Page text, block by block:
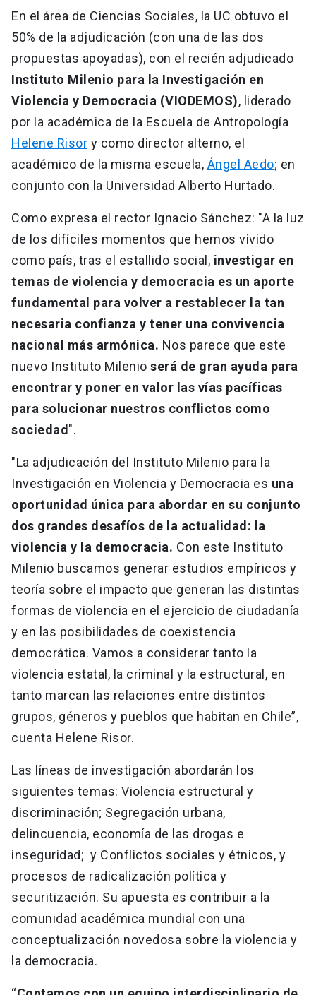
En el área de Ciencias Sociales, la UC obtuvo el
50% de la adjudicación (con una de las dos
propuestas apoyadas), con el recién adjudicado
Instituto Milenio para la Investigación en
Violencia y Democracia (VIODEMOS), liderado
por la académica de la Escuela de Antropología
Helene Risor y como director alterno, el
académico de la misma escuela, Ángel Aedo; en
conjunto con la Universidad Alberto Hurtado.
Como expresa el rector Ignacio Sánchez: "A la luz
de los difíciles momentos que hemos vivido
como país, tras el estallido social, investigar en
temas de violencia y democracia es un aporte
fundamental para volver a restablecer la tan
necesaria confianza y tener una convivencia
nacional más armónica. Nos parece que este
nuevo Instituto Milenio será de gran ayuda para
encontrar y poner en valor las vías pacíficas
para solucionar nuestros conflictos como
sociedad".
"La adjudicación del Instituto Milenio para la
Investigación en Violencia y Democracia es una
oportunidad única para abordar en su conjunto
dos grandes desafíos de la actualidad: la
violencia y la democracia. Con este Instituto
Milenio buscamos generar estudios empíricos y
teoría sobre el impacto que generan las distintas
formas de violencia en el ejercicio de ciudadanía
y en las posibilidades de coexistencia
democrática. Vamos a considerar tanto la
violencia estatal, la criminal y la estructural, en
tanto marcan las relaciones entre distintos
grupos, géneros y pueblos que habitan en Chile”,
cuenta Helene Risor.
Las líneas de investigación abordarán los
siguientes temas: Violencia estructural y
discriminación; Segregación urbana,
delincuencia, economía de las drogas e
inseguridad; y Conflictos sociales y étnicos, y
procesos de radicalización política y
securitización. Su apuesta es contribuir a la
comunidad académica mundial con una
conceptualización novedosa sobre la violencia y
la democracia.